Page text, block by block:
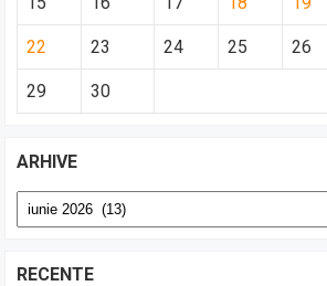
22 23 24 25 26
29 30
ARHIVE
Arhive
RECENTE